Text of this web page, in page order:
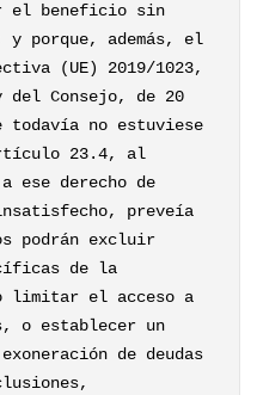
el beneficio sin
y porque, además, el
(UE) 2019/1023,
del Consejo, de 20
todavía no estuviese
23.4, al
ese derecho de
preveía
podrán excluir
de la
limitar el acceso a
o establecer un
de deudas